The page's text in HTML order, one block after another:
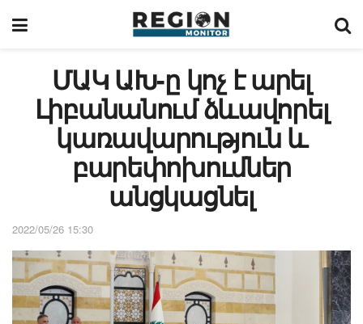
ՄԱԿ ԱԽ-ը կոչ է արել
Լիբանանում ձևավորել
կառավարություն և
բարեփոխումներ
անցկացնել
2022/05/26 15:30